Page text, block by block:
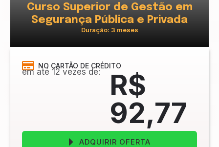
Curso Superior de Gestão em
Segurança Pública e Privada
Duração: 3 meses
NO CARTÃO DE CRÉDITO
em até 12 vezes de:
R$
92,77
ADQUIRIR OFERTA